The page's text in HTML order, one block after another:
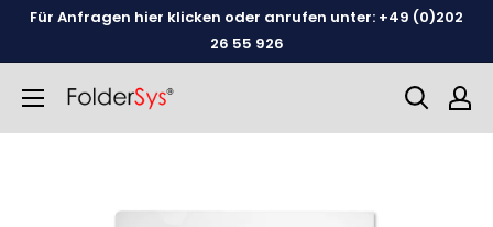
WeiterFür Anfragen hier klicken oder anrufen unter: +49 (0)202
26 55 926